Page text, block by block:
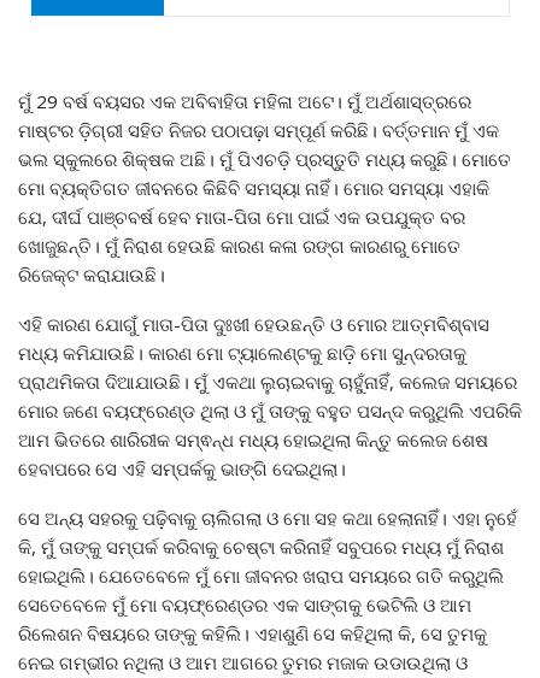
ମୁଁ 29 ବର୍ଷ ବୟସର ଏକ ଅବିବାହିତା ମହିଳା ଅଟେ। ମୁଁ ଅର୍ଥଶାସ୍ତ୍ରରେ
ମାଷ୍ଟର ଡ଼ିଗ୍ରୀ ସହିତ ନିଜର ପଠାପଢ଼ା ସମ୍ପୂର୍ଣ କରିଛି। ବର୍ତ୍ତମାନ ମୁଁ ଏକ
ଭଲ ସ୍କୁଲରେ ଶିକ୍ଷକ ଅଛି। ମୁଁ ପିଏଚଡ଼ି ପ୍ରସ୍ତୁତି ମଧ୍ୟ କରୁଛି। ମୋତେ
ମୋ ବ୍ୟକ୍ତିଗତ ଜୀବନରେ କିଛିବି ସମସ୍ୟା ନାହିଁ। ମୋର ସମସ୍ୟା ଏହାକି
ଯେ, ଦୀର୍ଘ ପାଞ୍ଚବର୍ଷ ହେବ ମାତା-ପିତା ମୋ ପାଇଁ ଏକ ଉପଯୁକ୍ତ ବର
ଖୋଜୁଛନ୍ତି। ମୁଁ ନିରାଶ ହେଉଛି କାରଣ କଳା ରଙ୍ଗ କାରଣରୁ ମୋତେ
ରିଜେକ୍ଟ କରାଯାଉଛି।
ଏହି କାରଣ ଯୋଗୁଁ ମାତା-ପିତା ଦୁଃଖୀ ହେଉଛନ୍ତି ଓ ମୋର ଆତ୍ମବିଶ୍ବାସ
ମଧ୍ୟ କମିଯାଉଛି। କାରଣ ମୋ ଟ୍ୟାଲେଣ୍ଟକୁ ଛାଡ଼ି ମୋ ସୁନ୍ଦରତାକୁ
ପ୍ରାଥମିକତା ଦିଆଯାଉଛି। ମୁଁ ଏକଥା ଲୁଚାଇବାକୁ ଚାହୁଁନାହିଁ, କଲେଜ ସମୟରେ
ମୋର ଜଣେ ବୟଫ୍ରେଣ୍ଡ ଥିଲା ଓ ମୁଁ ତାଙ୍କୁ ବହୁତ ପସନ୍ଦ କରୁଥିଲି ଏପରିକି
ଆମ ଭିତରେ ଶାରିରୀକ ସମ୍ଵନ୍ଧ ମଧ୍ୟ ହୋଇଥିଲା କିନ୍ତୁ କଲେଜ ଶେଷ
ହେବାପରେ ସେ ଏହି ସମ୍ପର୍କକୁ ଭାଙ୍ଗି ଦେଇଥିଲା।
ସେ ଅନ୍ୟ ସହରକୁ ପଢ଼ିବାକୁ ଚାଲିଗଲା ଓ ମୋ ସହ କଥା ହେଲାନାହିଁ। ଏହା ନୁହେଁ
କି, ମୁଁ ତାଙ୍କୁ ସମ୍ପର୍କ କରିବାକୁ ଚେଷ୍ଟା କରିନାହିଁ ସବୁପରେ ମଧ୍ୟ ମୁଁ ନିରାଶ
ହୋଇଥିଲି। ଯେତେବେଳେ ମୁଁ ମୋ ଜୀବନର ଖରାପ ସମୟରେ ଗତି କରୁଥିଲି
ସେତେବେଳେ ମୁଁ ମୋ ବୟଫ୍ରେଣ୍ଡର ଏକ ସାଙ୍ଗକୁ ଭେଟିଲି ଓ ଆମ
ରିଲେଶନ ବିଷୟରେ ତାଙ୍କୁ କହିଲି। ଏହାଶୁଣି ସେ କହିଥିଲା କି, ସେ ତୁମକୁ
ନେଇ ଗମ୍ଭୀର ନଥିଲା ଓ ଆମ ଆଗରେ ତୁମର ମଜାକ ଉଡାଉଥିଲା ଓ